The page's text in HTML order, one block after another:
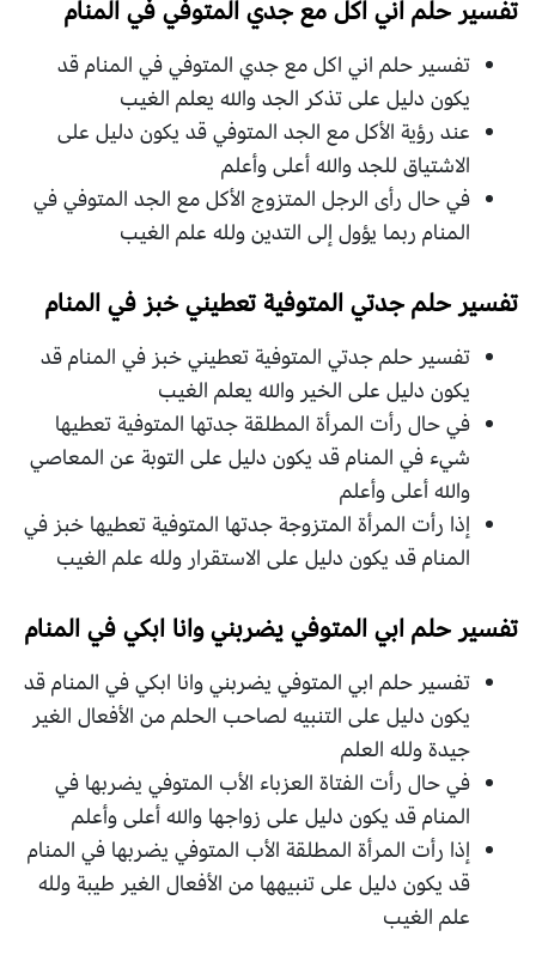
تفسير حلم اني اكل مع جدي المتوفي في المنام
تفسير حلم اني اكل مع جدي المتوفي في المنام قد
يكون دليل على تذكر الجد والله يعلم الغيب
عند رؤية الأكل مع الجد المتوفي قد يكون دليل على
الاشتياق للجد والله أعلى وأعلم
في حال رأى الرجل المتزوج الأكل مع الجد المتوفي في
المنام ربما يؤول إلى التدين ولله علم الغيب
تفسير حلم جدتي المتوفية تعطيني خبز في المنام
تفسير حلم جدتي المتوفية تعطيني خبز في المنام قد
يكون دليل على الخير والله يعلم الغيب
في حال رأت المرأة المطلقة جدتها المتوفية تعطيها
شيء في المنام قد يكون دليل على التوبة عن المعاصي
والله أعلى وأعلم
إذا رأت المرأة المتزوجة جدتها المتوفية تعطيها خبز في
المنام قد يكون دليل على الاستقرار ولله علم الغيب
تفسير حلم ابي المتوفي يضربني وانا ابكي في المنام
تفسير حلم ابي المتوفي يضربني وانا ابكي في المنام قد
يكون دليل على التنبيه لصاحب الحلم من الأفعال الغير
جيدة ولله العلم
في حال رأت الفتاة العزباء الأب المتوفي يضربها في
المنام قد يكون دليل على زواجها والله أعلى وأعلم
إذا رأت المرأة المطلقة الأب المتوفي يضربها في المنام
قد يكون دليل على تنبيهها من الأفعال الغير طيبة ولله
علم الغيب